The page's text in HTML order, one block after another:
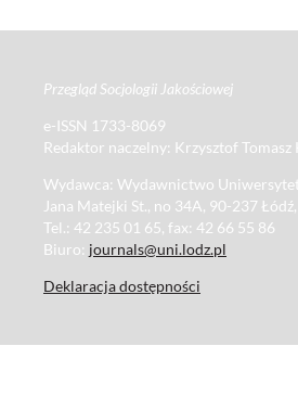
Przegląd Socjologii Jakościowej
e-ISSN 1733-8069
Redaktor naczelny: Krzysztof Tomasz
Wydawca: Wydawnictwo
Jana Matejki St., no 34A, 90-237
Tel.: 42 235 01 65, fax: 42 66 55 86
Biuro: journals@uni.lodz.pl
Deklaracja dostępności